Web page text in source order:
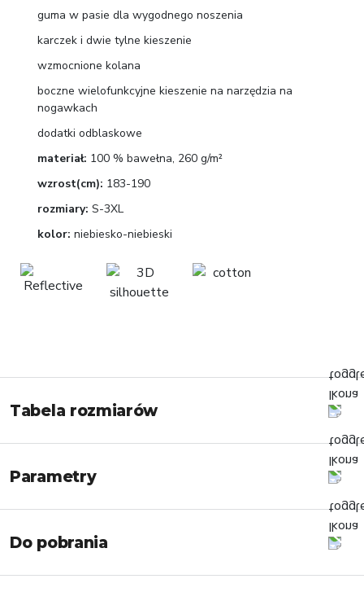
guma w pasie dla wygodnego noszenia
karczek i dwie tylne kieszenie
wzmocnione kolana
boczne wielofunkcyjne kieszenie na narzędzia na
nogawkach
dodatki odblaskowe
materiał: 100 % bawełna, 260 g/m²
wzrost(cm): 183-190
rozmiary: S-3XL
kolor: niebiesko-niebieski
Tabela rozmiarów
Parametry
Do pobrania